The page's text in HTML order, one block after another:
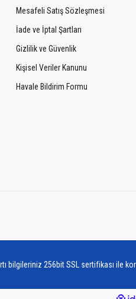
Mesafeli Satış Sözleşmesi
İade ve İptal Şartları
Gizlilik ve Güvenlik
Kişisel Veriler Kanunu
Havale Bildirim Formu
bilgileriniz 256bit SSL sertifikası ile